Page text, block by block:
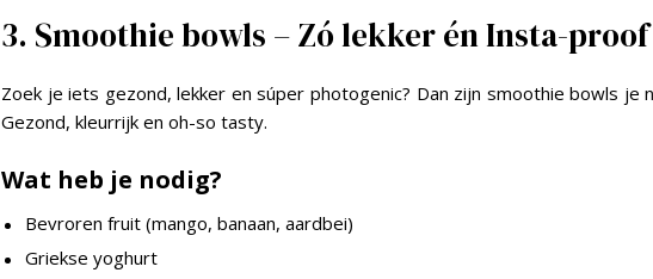
3. Smoothie bowls – Zó lekker én Insta-proof
Zoek je iets gezond, lekker en súper photogenic? Dan zijn smoothie bowls je
Gezond, kleurrijk en oh-so tasty.
Wat heb je nodig?
Bevroren fruit (mango, banaan, aardbei)
Griekse yoghurt